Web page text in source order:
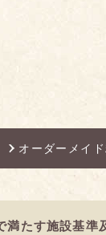
オーダーメイ
満たす施設基準